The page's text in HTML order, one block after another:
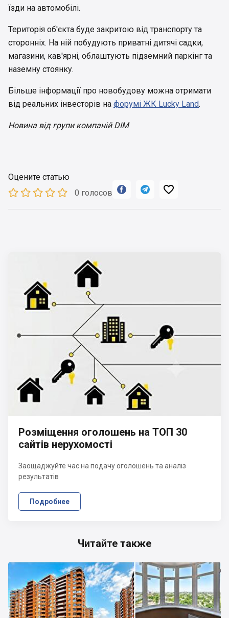
їзди на автомобілі.
Територія об'єкта буде закритою від транспорту та
сторонніх. На ній побудують приватні дитячі садки,
магазини, кав'ярні, облаштують підземний паркінг та
наземну стоянку.
Більше інформації про новобудову можна отримати
від реальних інвесторів на форумі ЖК Lucky Land.
Новина від групи компаній DIM
Оцените статью
0 голосов
  
Читайте также
Розміщення оголошень на ТОП 30
сайтів нерухомості
Заощаджуйте час на подачу оголошень та аналіз
результатів
Подробнее